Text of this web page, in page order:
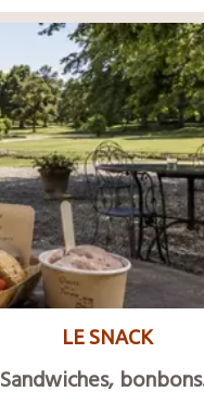
LE SNACK
Sandwiches,